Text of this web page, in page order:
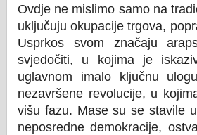
Ovdje ne mislimo samo na
uključuju okupacije trgova,
Usprkos svom značaju
svjedočiti, u kojima je
uglavnom imalo ključnu
nezavršene revolucije, u
višu fazu. Mase su se stavile
neposredne demokracije,